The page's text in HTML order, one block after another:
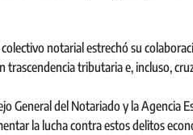
notarial estrechó su
trascendencia tributaria e, incluso,
General del Notariado y la
la lucha contra estos delitos